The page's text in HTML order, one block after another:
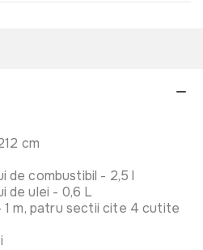
cm
de combustibil - 2,5 l
de ulei - 0,6 L
m, patru sectii cite 4 cutite